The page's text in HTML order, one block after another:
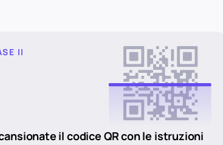
II
il codice QR con le istruzioni